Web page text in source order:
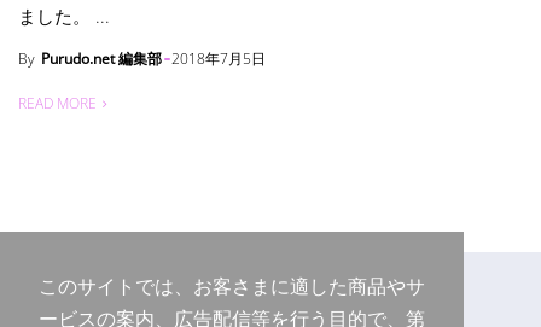
ました。 ...
By Purudo.net 編集部 2018年7月5日
READ MORE
このサイトでは、お客さまに適した商品やサ
ービスの案内、広告配信等を行う目的で、第